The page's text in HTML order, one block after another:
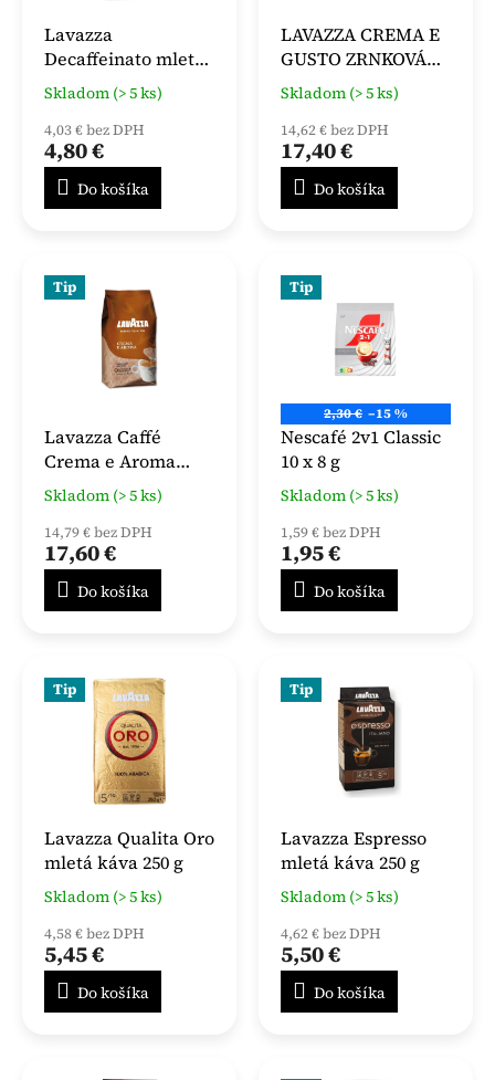
Lavazza
Decaffeinato mletá
káva 250 g
Skladom (> 5 ks)
4,03 € bez DPH
4,80 €
Do košíka
LAVAZZA CREMA E
GUSTO ZRNKOVÁ
KÁVA 1KG
Skladom (> 5 ks)
14,62 € bez DPH
17,40 €
Do košíka
Tip
Lavazza Caffé
Crema e Aroma
zrnková 1000 g
Skladom (> 5 ks)
14,79 € bez DPH
17,60 €
Do košíka
Tip
2,30 € –15 %
Nescafé 2v1 Classic
10 x 8 g
Skladom (> 5 ks)
1,59 € bez DPH
1,95 €
Do košíka
Tip
Lavazza Qualita Oro
mletá káva 250 g
Skladom (> 5 ks)
4,58 € bez DPH
5,45 €
Do košíka
Tip
Lavazza Espresso
mletá káva 250 g
Skladom (> 5 ks)
4,62 € bez DPH
5,50 €
Do košíka